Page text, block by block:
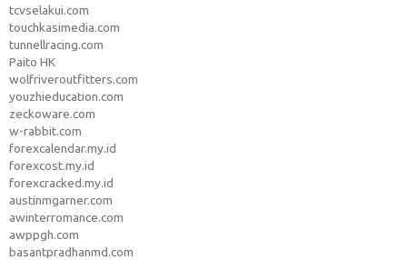
tcvselakui.com
touchkasimedia.com
tunnellracing.com
Paito HK
wolfriveroutfitters.com
youzhieducation.com
zeckoware.com
w-rabbit.com
forexcalendar.my.id
forexcost.my.id
forexcracked.my.id
austinmgarner.com
awinterromance.com
awppgh.com
basantpradhanmd.com